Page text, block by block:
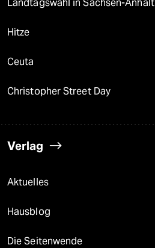
Landtagswahl in Sachsen-Anhalt
Hitze
Ceuta
Christopher Street Day
Verlag
Aktuelles
Hausblog
Die Seitenwende